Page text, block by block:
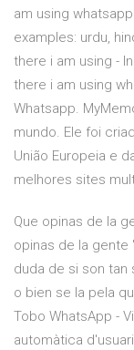
am using
examples: urdu,
there i am using -
there i am using
Whatsapp.
mundo. Ele foi
União Europeia e
melhores sites
Que opinas de la
opinas de la gente
duda de si son
o bien se la pela
Tobo WhatsApp -
automàtica